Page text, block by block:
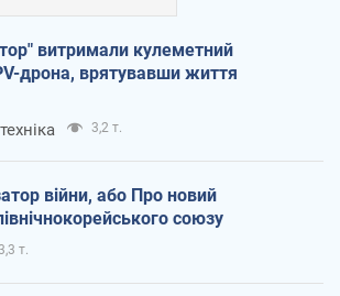
витримали кулеметний
дрона, врятувавши життя
3,2 т.
війни, або Про новий
союзу
т.